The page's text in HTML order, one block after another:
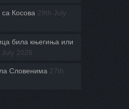
Косова 29th July
била књегиња или
July 2026
Словенима 27th